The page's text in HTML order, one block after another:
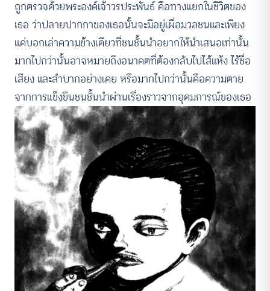
ถูกตรวจด้วยพระองค์เจ้าวรประพันธ์ คือทางแยกในชีวิตของ
เธอ ว่าปลายปากกาของเธอนั้นจะมีอยู่เผื่อมวลชนและเพียง
แค่บอกเล่าความข้างเดียวที่ชนชั้นนำอยากให้นำเสนอเท่านั้น
มากไปกว่านั้นอาจหมายถึงอนาคตที่ต้องกลับไปไส้แห้ง ไร้ชื่อ
เสียง และลำบากอย่างเคย หรือมากไปกว่านั้นคือความตาย
จากการแข็งขืนชนชั้นนำผ่านเรื่องราวจากอุดมการณ์ของเธอ